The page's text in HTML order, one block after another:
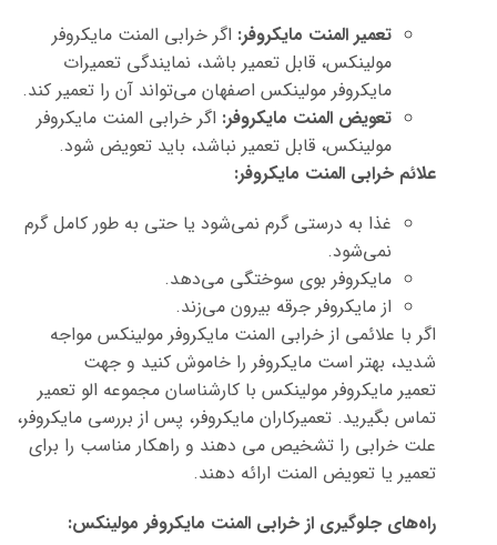
تعمیر المنت مایکروفر: اگر خرابی المنت مایکروفر
مولینکس، قابل تعمیر باشد، نمایندگی تعمیرات
مایکروفر مولینکس اصفهان می‌تواند آن را تعمیر کند.
تعویض المنت مایکروفر: اگر خرابی المنت مایکروفر
مولینکس، قابل تعمیر نباشد، باید تعویض شود.
علائم خرابی المنت مایکروفر:
غذا به درستی گرم نمی‌شود یا حتی به طور کامل گرم
نمی‌شود.
مایکروفر بوی سوختگی می‌دهد.
از مایکروفر جرقه بیرون می‌زند.
اگر با علائمی از خرابی المنت مایکروفر مولینکس مواجه
شدید، بهتر است مایکروفر را خاموش کنید و جهت
تعمیر مایکروفر مولینکس با کارشناسان مجموعه الو تعمیر
تماس بگیرید. تعمیرکاران مایکروفر، پس از بررسی مایکروفر،
علت خرابی را تشخیص می دهند و راهکار مناسب را برای
تعمیر یا تعویض المنت ارائه دهند.
راه‌های جلوگیری از خرابی المنت مایکروفر مولینکس: